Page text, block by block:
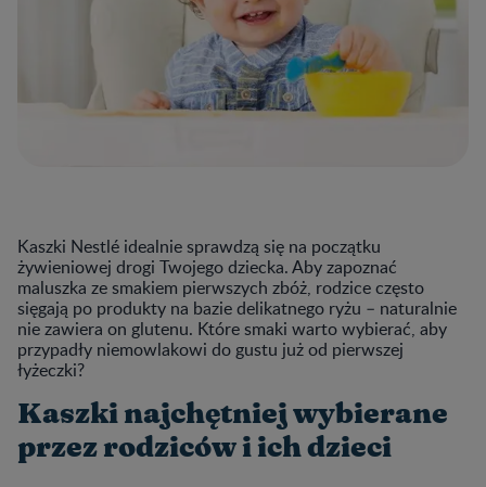
Kaszki Nestlé idealnie sprawdzą się na początku
żywieniowej drogi Twojego dziecka. Aby zapoznać
maluszka ze smakiem pierwszych zbóż, rodzice często
sięgają po produkty na bazie delikatnego ryżu – naturalnie
nie zawiera on glutenu. Które smaki warto wybierać, aby
przypadły niemowlakowi do gustu już od pierwszej
łyżeczki?
Kaszki najchętniej wybierane
przez rodziców i ich dzieci